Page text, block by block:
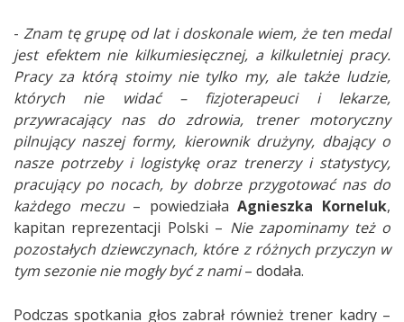
- Znam tę grupę od lat i doskonale wiem, że ten medal
jest efektem nie kilkumiesięcznej, a kilkuletniej pracy.
Pracy za którą stoimy nie tylko my, ale także ludzie,
których nie widać – fizjoterapeuci i lekarze,
przywracający nas do zdrowia, trener motoryczny
pilnujący naszej formy, kierownik drużyny, dbający o
nasze potrzeby i logistykę oraz trenerzy i statystycy,
pracujący po nocach, by dobrze przygotować nas do
każdego meczu– powiedziałaAgnieszka Korneluk,
kapitan reprezentacji Polski – Nie zapominamy też o
pozostałych dziewczynach, które z różnych przyczyn w
tym sezonie nie mogły być z nami– dodała.
Podczas spotkania głos zabrał również trener kadry –